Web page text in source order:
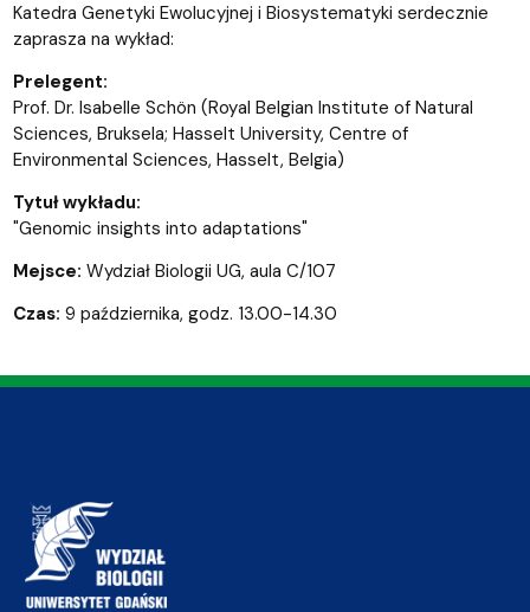
Katedra Genetyki Ewolucyjnej i Biosystematyki serdecznie
zaprasza na wykład:
Prelegent:
Prof. Dr. Isabelle Schön (Royal Belgian Institute of Natural
Sciences, Bruksela; Hasselt University, Centre of
Environmental Sciences, Hasselt, Belgia)
Tytuł wykładu:
"Genomic insights into adaptations"
Mejsce: Wydział Biologii UG, aula C/107
Czas: 9 października, godz. 13.00-14.30